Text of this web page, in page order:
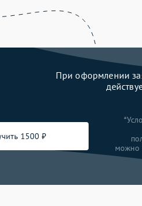
При оформлении
1500 ₽
можно